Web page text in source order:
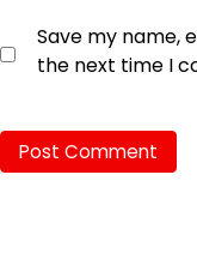
Save my name,
the next time I